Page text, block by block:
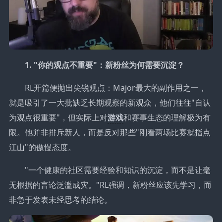
1. "你的观点不重要"：新粉丝为何需要沉淀？
RL开篇便抛出尖锐观点：Major最大的副作用之一，
就是吸引了一大批缺乏长期观察的新观众，他们往往"自认
为观点很重要"，但实际上对游戏和赛事生态的理解极为有
限。他并非排斥新人，而是反对那些"刚看两场比赛就指点
江山"的傲慢态度。
"一个健康的社区需要经验和知识的沉淀，而不是让毫
无根据的言论泛滥成灾。"RL强调，新粉丝应该先学习，而
非急于发表未经思考的结论。